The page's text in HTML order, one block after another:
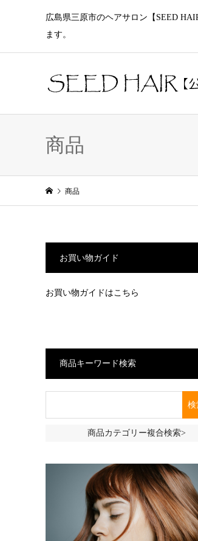
広島県三原市のヘアサロン【SEED
ます。
商品
商品
お買い物ガイド
お買い物ガイドはこちら
商品キーワード検索
商品カテゴリー複合検索>